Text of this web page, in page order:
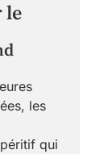
le
les
qui